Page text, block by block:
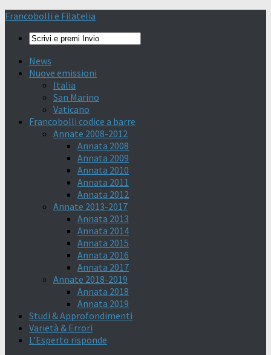
Francobolli e Filatelia
News
Nuove emissioni
Italia
San Marino
Vaticano
Francobolli codice a barre
Annate 2008-2012
Annata 2008
Annata 2009
Annata 2010
Annata 2011
Annata 2012
Annate 2013-2017
Annata 2013
Annata 2014
Annata 2015
Annata 2016
Annata 2017
Annate 2018-2019
Annata 2018
Annata 2019
Studi & Approfondimenti
Varietà & Errori
L’Esperto risponde